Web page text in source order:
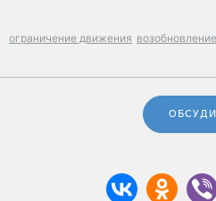
ограничение движения